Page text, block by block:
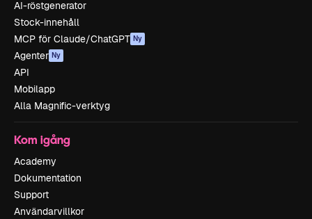
AI-röstgenerator
Stock-innehåll
MCP för Claude/ChatGPT Ny
Agenter Ny
API
Mobilapp
Alla Magnific-verktyg
Kom igång
Academy
Dokumentation
Support
Användarvillkor